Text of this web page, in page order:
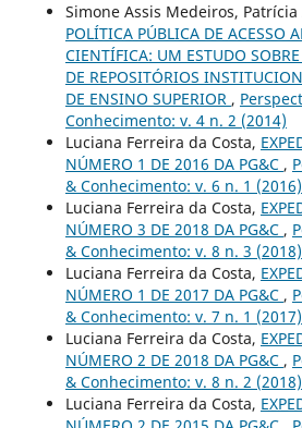
Simone Assis Medeiros,
POLÍTICA PÚBLICA DE ACESSO
CIENTÍFICA: UM ESTUDO
DE REPOSITÓRIOS
DE ENSINO SUPERIOR ,
Conhecimento: v. 4 n. 2 (2014)
Luciana Ferreira da Costa,
NÚMERO 1 DE 2016 DA PG&C ,
& Conhecimento: v. 6 n. 1 (2016)
Luciana Ferreira da Costa,
NÚMERO 3 DE 2018 DA PG&C ,
& Conhecimento: v. 8 n. 3 (2018)
Luciana Ferreira da Costa,
NÚMERO 1 DE 2017 DA PG&C ,
& Conhecimento: v. 7 n. 1 (2017)
Luciana Ferreira da Costa,
NÚMERO 2 DE 2018 DA PG&C ,
& Conhecimento: v. 8 n. 2 (2018)
Luciana Ferreira da Costa,